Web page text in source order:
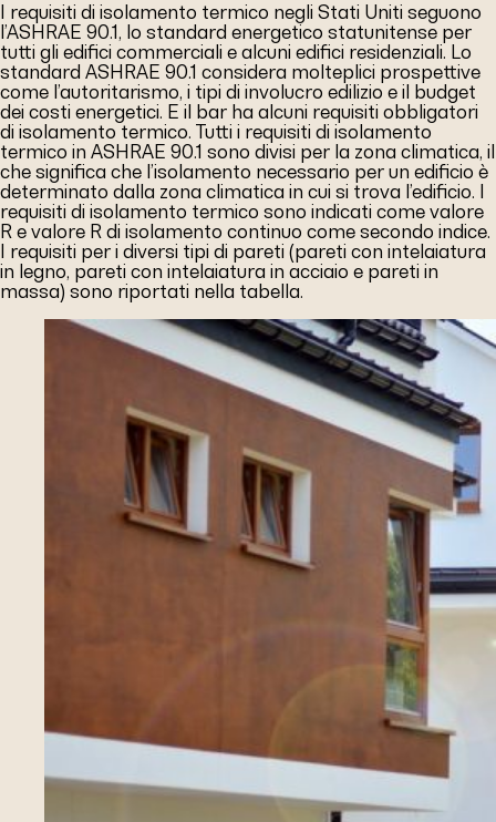
I requisiti di isolamento termico negli Stati Uniti seguono
l’ASHRAE 90.1, lo standard energetico statunitense per
tutti gli edifici commerciali e alcuni edifici residenziali. Lo
standard ASHRAE 90.1 considera molteplici prospettive
come l’autoritarismo, i tipi di involucro edilizio e il budget
dei costi energetici. E il bar ha alcuni requisiti obbligatori
di isolamento termico. Tutti i requisiti di isolamento
termico in ASHRAE 90.1 sono divisi per la zona climatica, il
che significa che l’isolamento necessario per un edificio è
determinato dalla zona climatica in cui si trova l’edificio. I
requisiti di isolamento termico sono indicati come valore
R e valore R di isolamento continuo come secondo indice.
I requisiti per i diversi tipi di pareti (pareti con intelaiatura
in legno, pareti con intelaiatura in acciaio e pareti in
massa) sono riportati nella tabella.